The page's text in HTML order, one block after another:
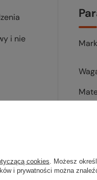
i nie
cookies . Możesz
i prywatności można